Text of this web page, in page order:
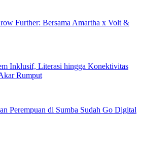
Further: Bersama Amartha x Volt &
Inklusif, Literasi hingga Konektivitas
Rumput
Perempuan di Sumba Sudah Go Digital